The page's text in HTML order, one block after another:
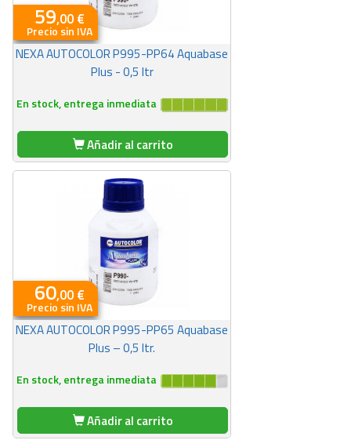
59,00 €
Precio sin IVA
En stock, entrega inmediata
NEXA AUTOCOLOR P995-PP64 Aquabase
Plus - 0,5 ltr
Añadir al carrito
60,00 €
Precio sin IVA
En stock, entrega inmediata
NEXA AUTOCOLOR P995-PP65 Aquabase
Plus – 0,5 ltr.
Añadir al carrito